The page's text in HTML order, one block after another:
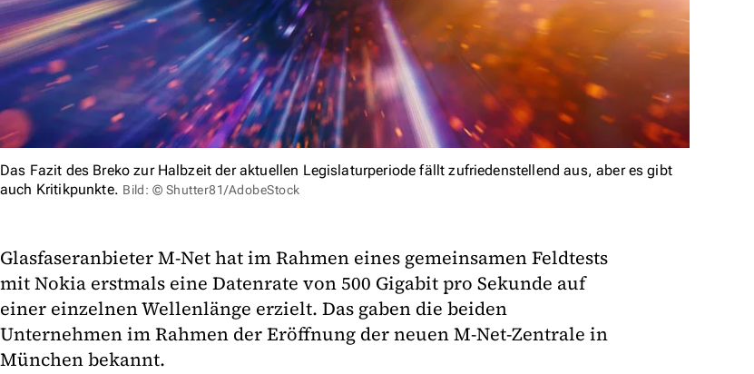
Das Fazit des Breko zur Halbzeit der aktuellen Legislaturperiode fällt zufriedenstellend aus, aber es gibt
auch Kritikpunkte. Bild: © Shutter81/AdobeStock
Glasfaseranbieter M-Net hat im Rahmen eines gemeinsamen Feldtests
mit Nokia erstmals eine Datenrate von 500 Gigabit pro Sekunde auf
einer einzelnen Wellenlänge erzielt. Das gaben die beiden
Unternehmen im Rahmen der Eröffnung der neuen M-Net-Zentrale in
München bekannt.